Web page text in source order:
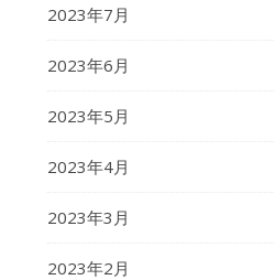
2023年7月
2023年6月
2023年5月
2023年4月
2023年3月
2023年2月